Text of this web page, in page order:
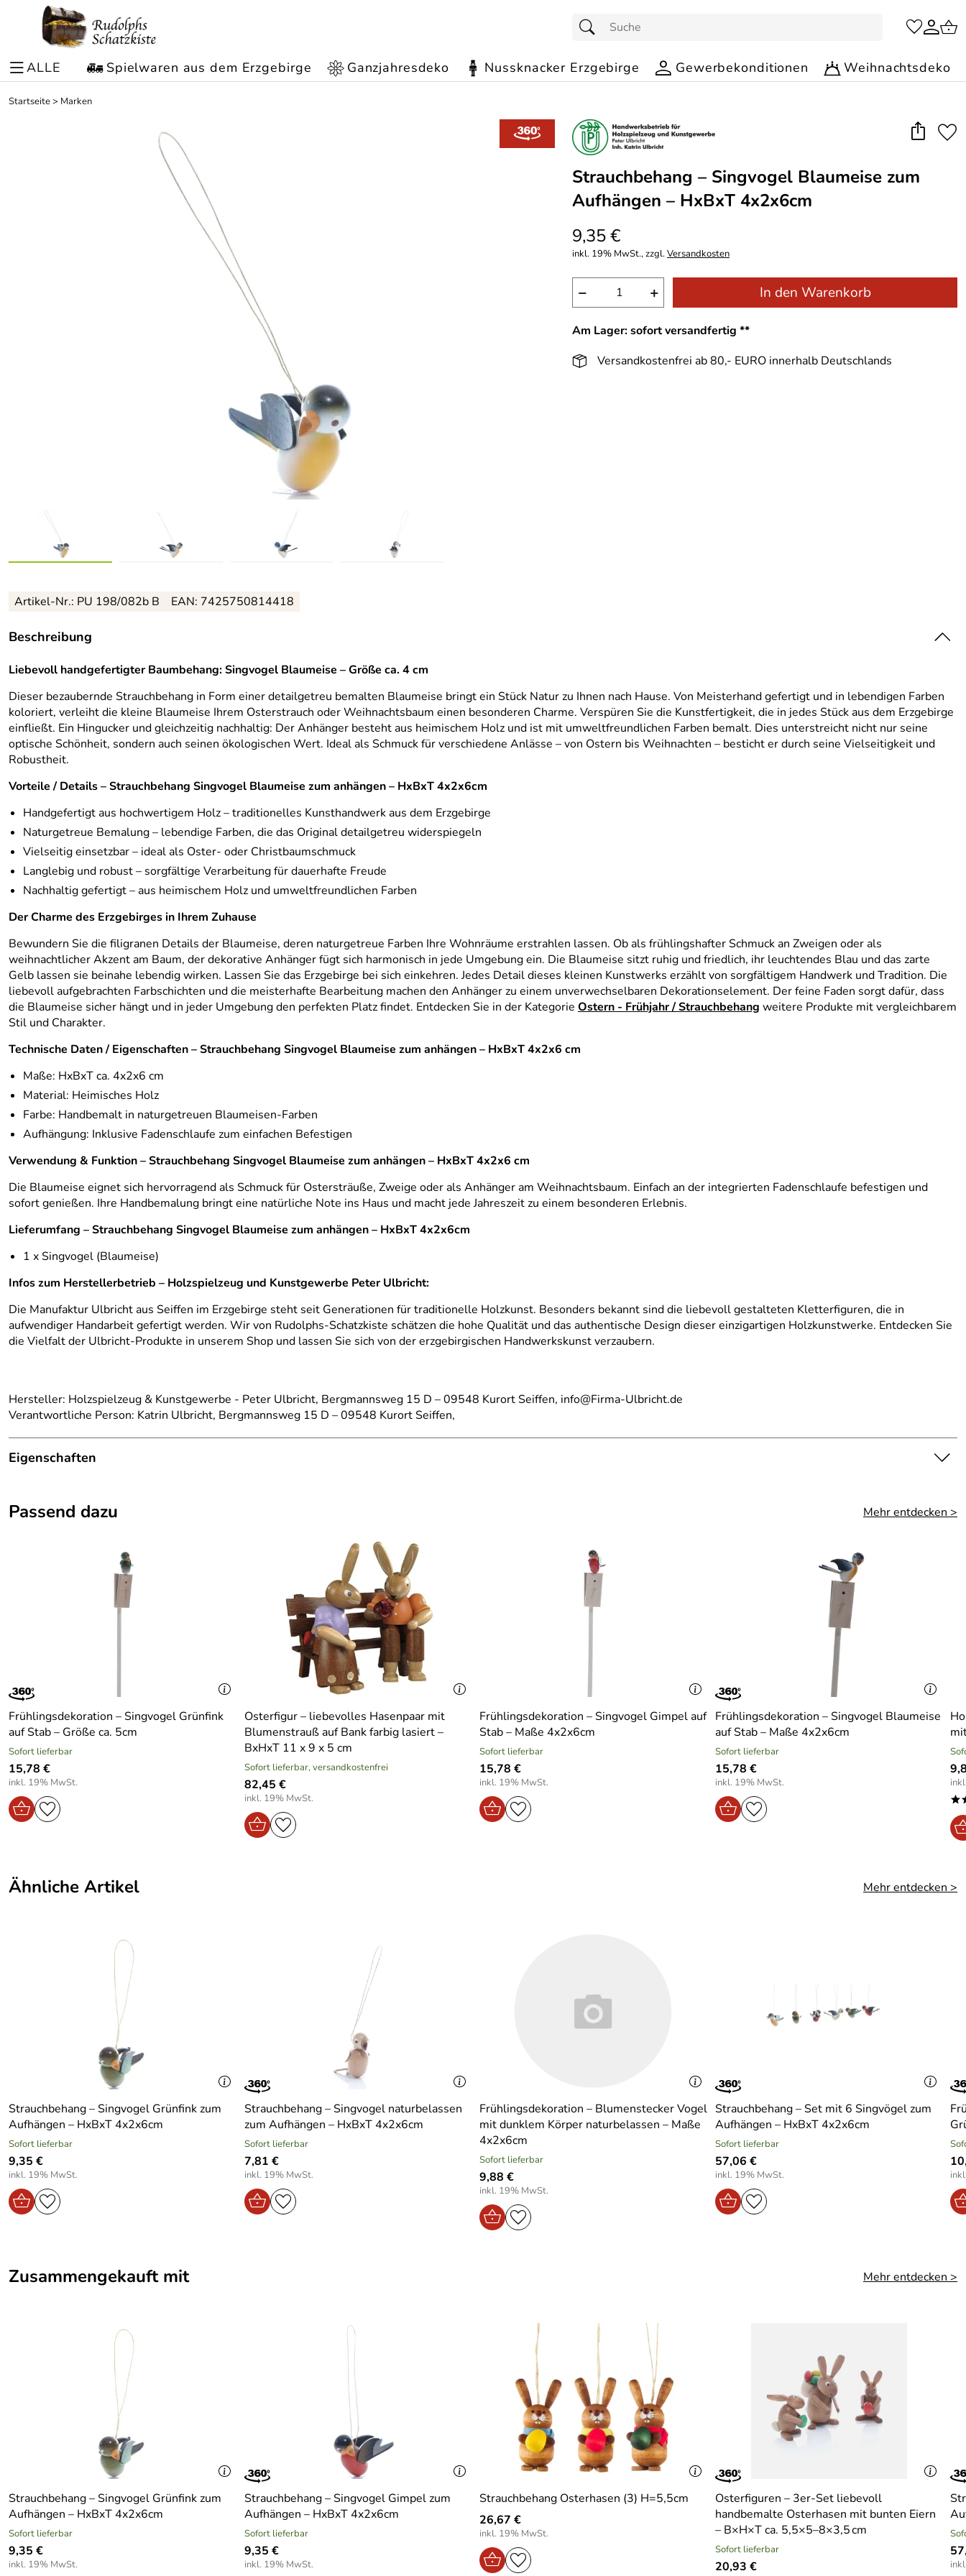
ALLE Spielwaren aus dem Erzgebirge Ganzjahresdeko Nussknacker Erzgebirge Gewerbekonditionen Weihnachtsdeko
Startseite> Marken
Strauchbehang – Singvogel Blaumeise zum
Aufhängen – HxBxT 4x2x6cm
9,35 €
inkl. 19% MwSt., zzgl.Versandkosten
− + In den Warenkorb
Am Lager: sofort versandfertig **
Versandkostenfrei ab 80,- EURO innerhalb Deutschlands
Artikel-Nr.: PU 198/082b B EAN: 7425750814418
Beschreibung
Liebevoll handgefertigter Baumbehang: Singvogel Blaumeise – Größe ca. 4 cm
Dieser bezaubernde Strauchbehang in Form einer detailgetreu bemalten Blaumeise bringt ein Stück Natur zu Ihnen nach Hause. Von Meisterhand gefertigt und in lebendigen Farben
koloriert, verleiht die kleine Blaumeise Ihrem Osterstrauch oder Weihnachtsbaum einen besonderen Charme. Verspüren Sie die Kunstfertigkeit, die in jedes Stück aus dem Erzgebirge
einfließt. Ein Hingucker und gleichzeitig nachhaltig: Der Anhänger besteht aus heimischem Holz und ist mit umweltfreundlichen Farben bemalt. Dies unterstreicht nicht nur seine
optische Schönheit, sondern auch seinen ökologischen Wert. Ideal als Schmuck für verschiedene Anlässe – von Ostern bis Weihnachten – besticht er durch seine Vielseitigkeit und
Robustheit.
Vorteile / Details – Strauchbehang Singvogel Blaumeise zum anhängen – HxBxT 4x2x6cm
Handgefertigt aus hochwertigem Holz – traditionelles Kunsthandwerk aus dem Erzgebirge
Naturgetreue Bemalung – lebendige Farben, die das Original detailgetreu widerspiegeln
Vielseitig einsetzbar – ideal als Oster- oder Christbaumschmuck
Langlebig und robust – sorgfältige Verarbeitung für dauerhafte Freude
Nachhaltig gefertigt – aus heimischem Holz und umweltfreundlichen Farben
Der Charme des Erzgebirges in Ihrem Zuhause
Bewundern Sie die filigranen Details der Blaumeise, deren naturgetreue Farben Ihre Wohnräume erstrahlen lassen. Ob als frühlingshafter Schmuck an Zweigen oder als
weihnachtlicher Akzent am Baum, der dekorative Anhänger fügt sich harmonisch in jede Umgebung ein. Die Blaumeise sitzt ruhig und friedlich, ihr leuchtendes Blau und das zarte
Gelb lassen sie beinahe lebendig wirken. Lassen Sie das Erzgebirge bei sich einkehren. Jedes Detail dieses kleinen Kunstwerks erzählt von sorgfältigem Handwerk und Tradition. Die
liebevoll aufgebrachten Farbschichten und die meisterhafte Bearbeitung machen den Anhänger zu einem unverwechselbaren Dekorationselement. Der feine Faden sorgt dafür, dass
die Blaumeise sicher hängt und in jeder Umgebung den perfekten Platz findet. Entdecken Sie in der Kategorie Ostern - Frühjahr / Strauchbehang weitere Produkte mit vergleichbarem
Stil und Charakter.
Technische Daten / Eigenschaften – Strauchbehang Singvogel Blaumeise zum anhängen – HxBxT 4x2x6 cm
Maße: HxBxT ca. 4x2x6 cm
Material: Heimisches Holz
Farbe: Handbemalt in naturgetreuen Blaumeisen-Farben
Aufhängung: Inklusive Fadenschlaufe zum einfachen Befestigen
Verwendung & Funktion – Strauchbehang Singvogel Blaumeise zum anhängen – HxBxT 4x2x6 cm
Die Blaumeise eignet sich hervorragend als Schmuck für Ostersträuße, Zweige oder als Anhänger am Weihnachtsbaum. Einfach an der integrierten Fadenschlaufe befestigen und
sofort genießen. Ihre Handbemalung bringt eine natürliche Note ins Haus und macht jede Jahreszeit zu einem besonderen Erlebnis.
Lieferumfang – Strauchbehang Singvogel Blaumeise zum anhängen – HxBxT 4x2x6cm
1 x Singvogel (Blaumeise)
Infos zum Herstellerbetrieb – Holzspielzeug und Kunstgewerbe Peter Ulbricht:
Die Manufaktur Ulbricht aus Seiffen im Erzgebirge steht seit Generationen für traditionelle Holzkunst. Besonders bekannt sind die liebevoll gestalteten Kletterfiguren, die in
aufwendiger Handarbeit gefertigt werden. Wir von Rudolphs-Schatzkiste schätzen die hohe Qualität und das authentische Design dieser einzigartigen Holzkunstwerke. Entdecken Sie
die Vielfalt der Ulbricht-Produkte in unserem Shop und lassen Sie sich von der erzgebirgischen Handwerkskunst verzaubern.
Hersteller: Holzspielzeug & Kunstgewerbe - Peter Ulbricht, Bergmannsweg 15 D – 09548 Kurort Seiffen, info@Firma-Ulbricht.de
Verantwortliche Person: Katrin Ulbricht, Bergmannsweg 15 D – 09548 Kurort Seiffen,
Eigenschaften
Herstellungsort:
Erzgebirge
Holzspielzeug und Kunstgewerbe Peter Ulbricht
Bunt
Passend dazu Mehr entdecken >
Frühlingsdekoration – Singvogel Grünfink
auf Stab – Größe ca. 5cm
Sofort lieferbar
15,78 €
inkl. 19% MwSt.
Osterfigur – liebevolles Hasenpaar mit
Blumenstrauß auf Bank farbig lasiert –
BxHxT 11 x 9 x 5 cm
Sofort lieferbar, versandkostenfrei
82,45 €
inkl. 19% MwSt.
Frühlingsdekoration – Singvogel Gimpel auf
Stab – Maße 4x2x6cm
Sofort lieferbar
15,78 €
inkl. 19% MwSt.
Frühlingsdekoration – Singvogel Blaumeise
auf Stab – Maße 4x2x6cm
Sofort lieferbar
15,78 €
inkl. 19% MwSt.
Ähnliche Artikel Mehr entdecken >
Strauchbehang – Singvogel Grünfink zum
Aufhängen – HxBxT 4x2x6cm
Sofort lieferbar
9,35 €
inkl. 19% MwSt.
Strauchbehang – Singvogel naturbelassen
zum Aufhängen – HxBxT 4x2x6cm
Sofort lieferbar
7,81 €
inkl. 19% MwSt.
Frühlingsdekoration – Blumenstecker Vogel
mit dunklem Körper naturbelassen – Maße
4x2x6cm
Sofort lieferbar
9,88 €
inkl. 19% MwSt.
Strauchbehang – Set mit 6 Singvögel zum
Aufhängen – HxBxT 4x2x6cm
Sofort lieferbar
57,06 €
inkl. 19% MwSt.
Zusammengekauft mit Mehr entdecken >
Strauchbehang – Singvogel Grünfink zum
Aufhängen – HxBxT 4x2x6cm
Sofort lieferbar
9,35 €
inkl. 19% MwSt.
Strauchbehang – Singvogel Gimpel zum
Aufhängen – HxBxT 4x2x6cm
Sofort lieferbar
9,35 €
inkl. 19% MwSt.
Strauchbehang Osterhasen (3) H=5,5cm
26,67 €
inkl. 19% MwSt.
Osterfiguren – 3er-Set liebevoll
handbemalte Osterhasen mit bunten Eiern
– B×H×T ca. 5,5×5–8×3,5 cm
Sofort lieferbar
20,93 €